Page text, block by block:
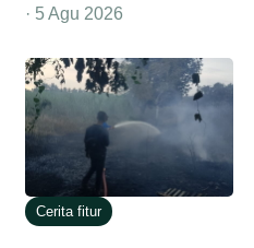
5 Agu 2026
Cerita fitur